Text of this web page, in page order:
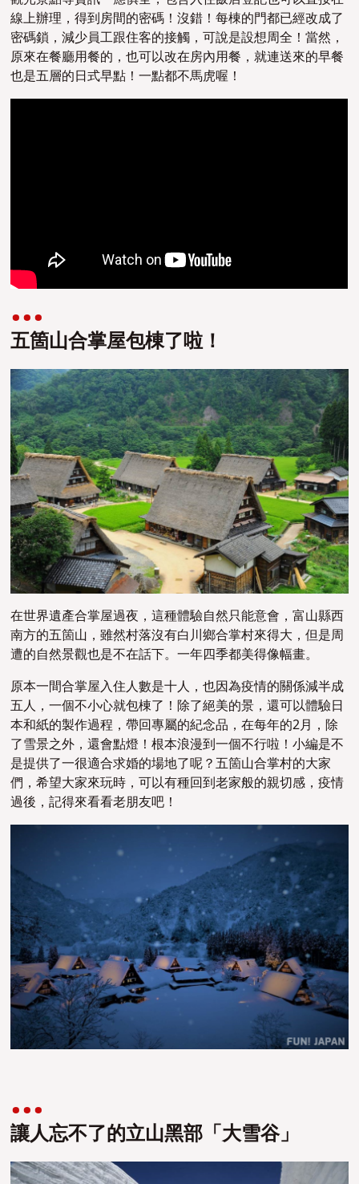
線上辦理，得到房間的密碼！沒錯！每棟的門都已經改成了
密碼鎖，減少員工跟住客的接觸，可說是設想周全！當然，
原來在餐廳用餐的，也可以改在房內用餐，就連送來的早餐
也是五層的日式早點！一點都不馬虎喔！
五箇山合掌屋包棟了啦！
在世界遺產合掌屋過夜，這種體驗自然只能意會，富山縣西
南方的五箇山，雖然村落沒有白川鄉合掌村來得大，但是周
遭的自然景觀也是不在話下。一年四季都美得像幅畫。
原本一間合掌屋入住人數是十人，也因為疫情的關係減半成
五人，一個不小心就包棟了！除了絕美的景，還可以體驗日
本和紙的製作過程，帶回專屬的紀念品，在每年的2月，除
了雪景之外，還會點燈！根本浪漫到一個不行啦！小編是不
是提供了一很適合求婚的場地了呢？五箇山合掌村的大家
們，希望大家來玩時，可以有種回到老家般的親切感，疫情
過後，記得來看看老朋友吧！
讓人忘不了的立山黑部「大雪谷」